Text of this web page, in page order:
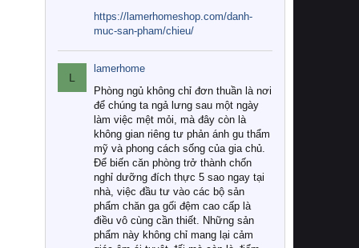
https://lamerhomeshop.com/danh-
muc-san-pham/chieu/
L
lamerhome
Phòng ngủ không chỉ đơn thuần là nơi
để chúng ta ngả lưng sau một ngày
làm việc mệt mỏi, mà đây còn là
không gian riêng tư phản ánh gu thẩm
mỹ và phong cách sống của gia chủ.
Để biến căn phòng trở thành chốn
nghỉ dưỡng đích thực 5 sao ngay tại
nhà, việc đầu tư vào các bộ sản
phẩm chăn ga gối đệm cao cấp là
điều vô cùng cần thiết. Những sản
phẩm này không chỉ mang lại cảm